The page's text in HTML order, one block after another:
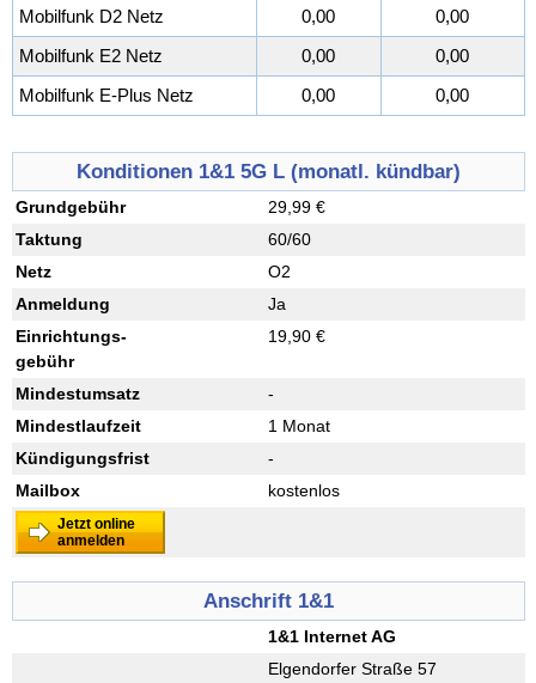
Mobilfunk D2 Netz
0,00
0,00
Mobilfunk E2 Netz
0,00
0,00
Mobilfunk E-Plus Netz
0,00 0,00
Konditionen 1&1 5G L (monatl. kündbar)
Grundgebühr
29,99 €
Taktung
60/60
Netz
O2
Anmeldung
Ja
Einrichtungs-
gebühr
19,90 €
Mindestumsatz
-
Mindestlaufzeit
1 Monat
Kündigungsfrist
-
Mailbox
kostenlos
Jetzt online
anmelden
Anschrift 1&1
1&1 Internet AG
Elgendorfer Straße 57